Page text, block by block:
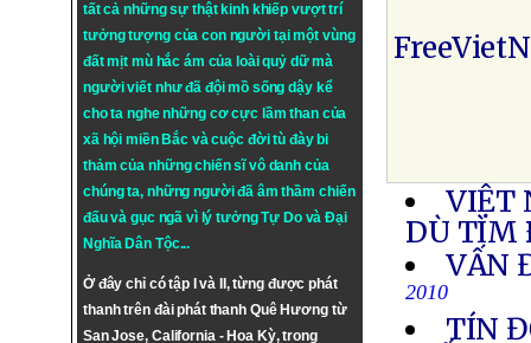
tất cả những sự thật kinh khiếp vượt trí
tưởng tượng của con người tại một vùng
đất mịt mù hắc ám của loài quỷ dữ mà
người viết như đã đội mồ sống dậy kể
cho ta nghe những cơ cực lầm than của
xã hội miền Bắc và cuộc đời tù đày bi
thảm của những chiến sĩ vô danh của
chúng ta, những người đã âm thầm chiến
đấu và gục ngã vì lý tưởngTự DovàĐại
Nghĩa Dân Tộc...
Ở đây chỉ có tập I và II, từng được phát
thanh trên đài phát thanh Quê Hương từ
San Jose, California - Hoa Kỳ, trong
VIỆT
DÙ TÌM
VẤN
2010
TÍN